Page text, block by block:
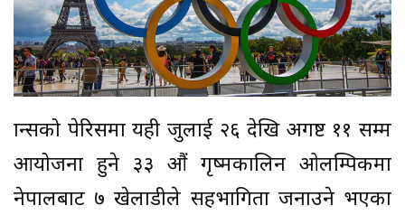
फ्रान्सको पेरिसमा यही जुलाई २६ देखि अगष्ट ११ सम्म
आयोजना हुने ३३ औं गृष्मकालिन ओलम्पिकमा
नेपालबाट ७ खेलाडीले सहभागिता जनाउने भएका